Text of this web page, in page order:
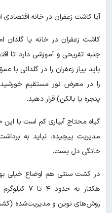
آیا کاشت زعفران در خانه
کاشت زعفران در خانه یا گلدان
جنبه تفریحی و آموزشی دارد تا
باید پیاز زعفران را در گلدانی
را در معرض نور مستقیم
پنجره یا بالکن) قرار دهید.
گیاه محتاج آبیاری کم است با این
مدیریت پیچیده، نباید به
خانگی دل بست.
در کشت سنتی هم اوضاع خیلی
هکتار به
روش‌های نوین و مدیریت‌شده (کشت